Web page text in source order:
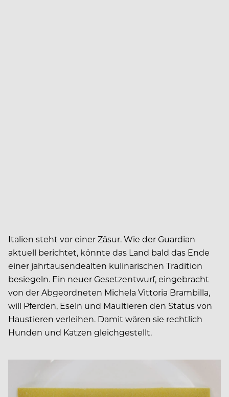
Italien steht vor einer Zäsur. Wie der Guardian
aktuell berichtet, könnte das Land bald das Ende
einer jahrtausendealten kulinarischen Tradition
besiegeln. Ein neuer Gesetzentwurf, eingebracht
von der Abgeordneten Michela Vittoria Brambilla,
will Pferden, Eseln und Maultieren den Status von
Haustieren verleihen. Damit wären sie rechtlich
Hunden und Katzen gleichgestellt.